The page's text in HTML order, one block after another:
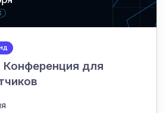
Конференция для